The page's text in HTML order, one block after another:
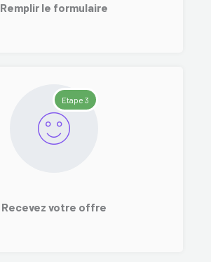
Remplir le formulaire
Etape 3
Recevez votre offre